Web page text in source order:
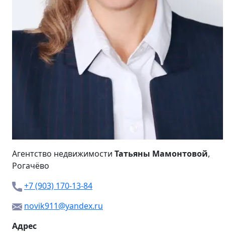
Агентство недвижимости Татьяны Мамонтовой,
Рогачёво
+7 (903) 170-13-84
novik911@yandex.ru
Адрес